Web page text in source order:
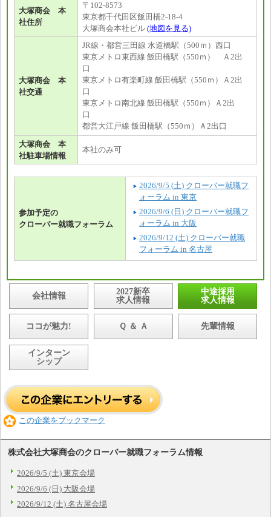
大塚商会 本
社住所
〒102-8573
東京都千代田区飯田橋2-18-4
大塚商会本社ビル (地図を見る)
大塚商会 本
社交通
JR線・都営三田線 水道橋駅（500ｍ）西口
東京メトロ東西線 飯田橋駅（550ｍ） Ａ2出
口
東京メトロ有楽町線 飯田橋駅（550ｍ）Ａ2出
口
東京メトロ南北線 飯田橋駅（550ｍ）Ａ2出
口
都営大江戸線 飯田橋駅（550ｍ）Ａ2出口
大塚商会 本
社駐車場情報
本社のみ可
参加予定の
クローバー就職フォーラム
2026/9/5 (土) クローバー就職フ
ォーラム in 東京
2026/9/6 (日) クローバー就職フ
ォーラム in 大阪
2026/9/12 (土) クローバー就職
フォーラム in 名古屋
会社情報
2027新卒
求人情報
中途採用
求人情報
ココが魅力! Ｑ ＆ Ａ 先輩情報
インターン
シップ
この企業をブックマーク
株式会社大塚商会のクローバー就職フォーラム情報
2026/9/5 (土) 東京会場
2026/9/6 (日) 大阪会場
2026/9/12 (土) 名古屋会場